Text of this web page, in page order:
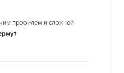
профилем и сложной